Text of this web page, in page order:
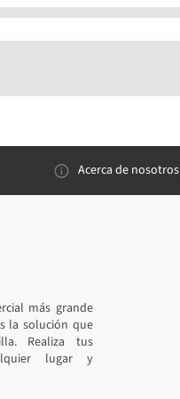
Acerca de nosotros
más grande
la solución que
Realiza tus
lugar y